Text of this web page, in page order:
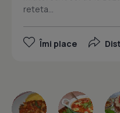
reteta...
Îmi place